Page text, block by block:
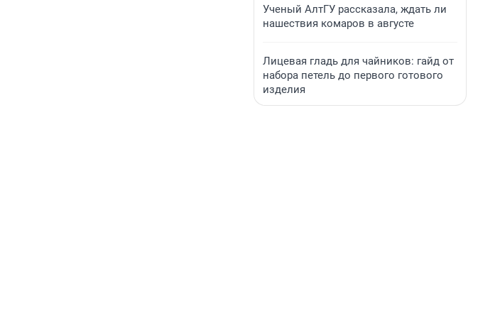
Ученый АлтГУ рассказала, ждать ли
нашествия комаров в августе
Лицевая гладь для чайников: гайд от
набора петель до первого готового
изделия